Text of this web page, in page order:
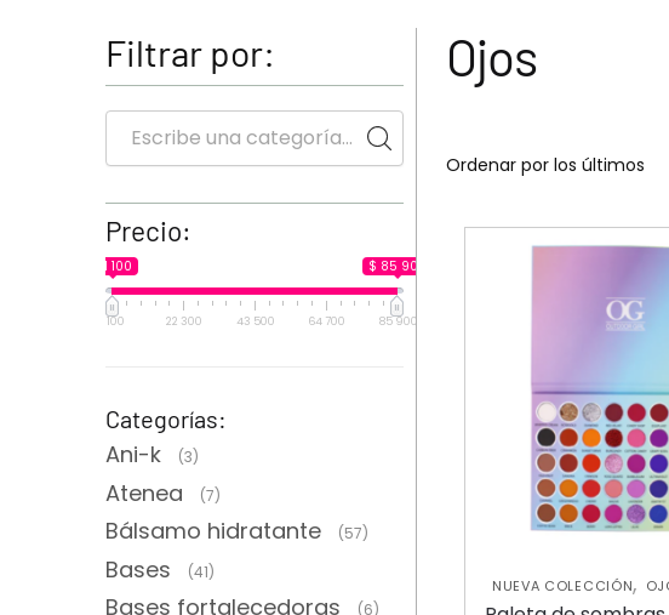
Ojos
NUEVA COLECCIÓN,
DE
Filtrar por:
Precio:
$ 1 100 $ 85 900
1 100 22 300 43 500 64 700 85 900
Categorías:
Ani-k (3)
Atenea (7)
Bálsamo hidratante (57)
Bases (41)
Bases fortalecedoras (6)